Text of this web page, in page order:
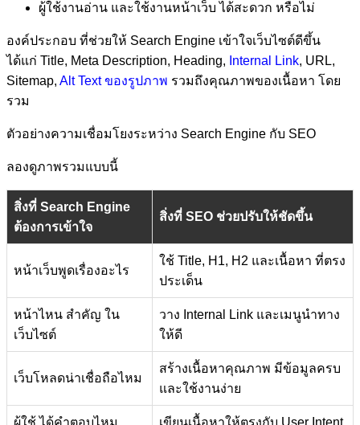
ผู้ใช้งานอ่าน และใช้งานหน้าเว็บ ได้สะดวก หรือไม่
องค์ประกอบ ที่ช่วยให้ Search Engine เข้าใจเว็บไซต์ดีขึ้น
ได้แก่ Title, Meta Description, Heading, Internal Link, URL,
Sitemap, Alt Text ของรูปภาพ รวมถึงคุณภาพของเนื้อหา โดย
รวม
ตัวอย่างความเชื่อมโยงระหว่าง Search Engine กับ SEO
ลองดูภาพรวมแบบนี้
สิ่งที่ Search Engine
ต้องการเข้าใจ
สิ่งที่ SEO ช่วยปรับให้ชัดขึ้น
หน้าเว็บพูดเรื่องอะไร
ใช้ Title, H1, H2 และเนื้อหา ที่ตรง
ประเด็น
หน้าไหน สำคัญ ใน
เว็บไซต์
วาง Internal Link และเมนูนำทาง
ให้ดี
เว็บโหลดน่าเชื่อถือไหม
สร้างเนื้อหาคุณภาพ มีข้อมูลครบ
และใช้งานง่าย